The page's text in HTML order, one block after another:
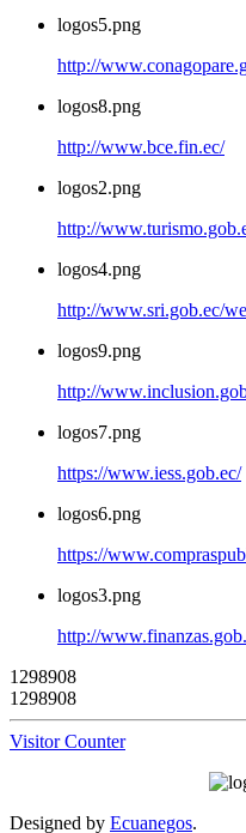
logos5.png
http://
logos8.png
http://www.bce.fin.ec/
logos2.png
http://
logos4.png
http://www.sri.gob.ec/
logos9.png
http://
logos7.png
https://www.iess.gob.ec/
logos6.png
https://
logos3.png
http://
1298908
1298908
Visitor Counter
Designed by Ecuanegos.